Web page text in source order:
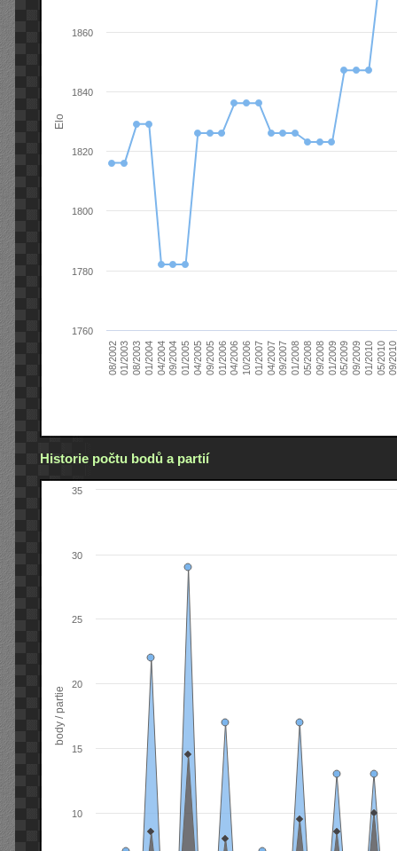
Elo
08/200201/200308/200301/200404/200409/200401/200504/200509/200501/200604/200610/200601/200704/200709/200701/200805/200809/200801/200905/200909/200901/201005/201009/
1760
1780
1800
1820
1840
1860
Historie počtu bodů a partií
body / partie
10
15
20
25
30
35